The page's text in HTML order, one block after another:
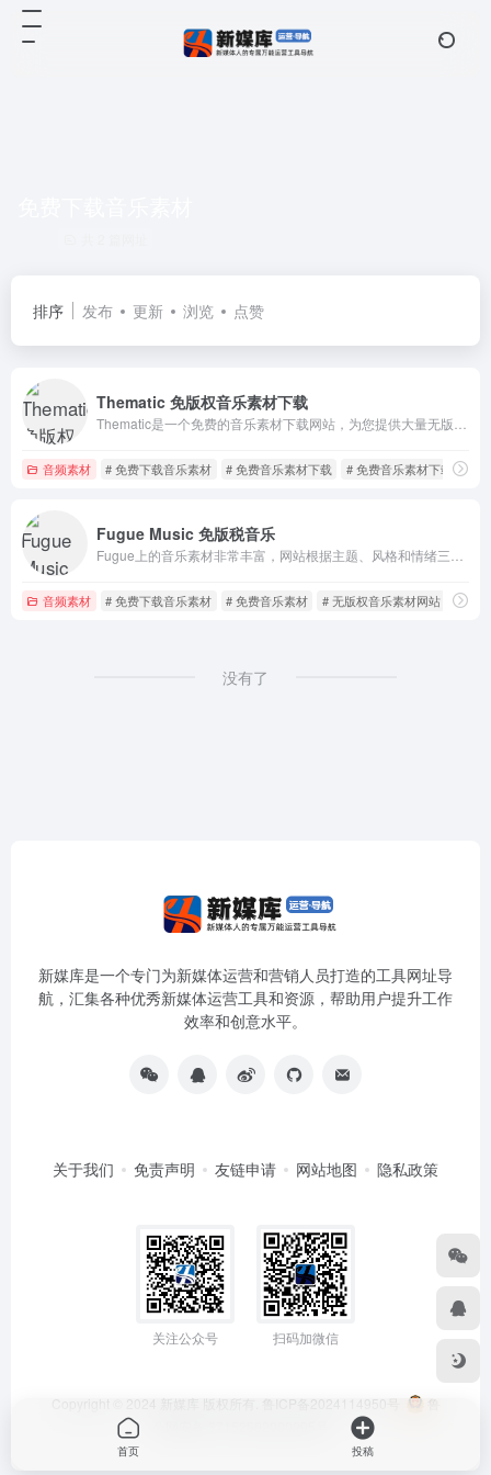
排序 发布 更新 浏览 点赞
Thematic 免版权音乐素材下载
音频素材 # 免费下载音乐素材 # 免费音乐素材下载 # 免费音乐素材下载网站
Fugue Music 免版税音乐
音频素材 # 免费下载音乐素材 # 免费音乐素材 # 无版权音乐素材网站
没有了
新媒库是一个专门为新媒体运营和营销人员打造的工具网址导
航，汇集各种优秀新媒体运营工具和资源，帮助用户提升工作
效率和创意水平。
关于我们 免责声明 友链申请 网站地图 隐私政策
关注公众号 扫码加微信
Copyright © 2024 新媒库 版权所有. 鲁ICP备2024114950号
鲁
首页 投稿